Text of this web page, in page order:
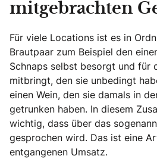
mitgebrachten
Für viele Locations ist es in
Brautpaar zum Beispiel den
Schnaps selbst besorgt und für
mitbringt, den sie unbedingt
einen Wein, den sie damals in
getrunken haben. In diesem
wichtig, dass über das
gesprochen wird. Das ist eine
entgangenen Umsatz.